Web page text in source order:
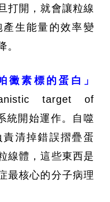
打開，就會讓粒線
生能量的效率變
。
素標的蛋白」
target of
統開始運作。自噬
清掉錯誤摺疊蛋
線體，這些東西是
最核心的分子病理